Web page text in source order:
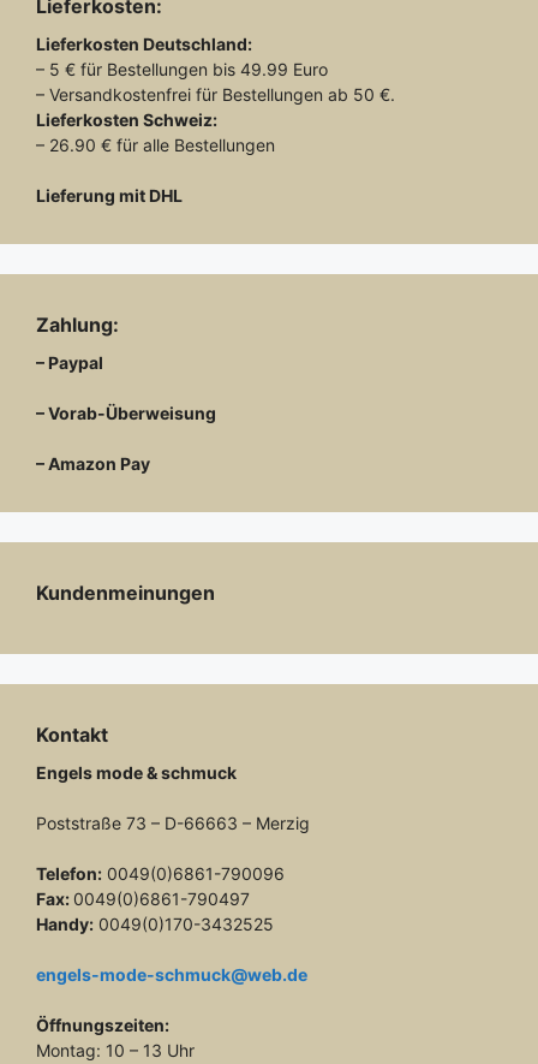
Lieferkosten:
Lieferkosten Deutschland:
– 5 € für Bestellungen bis 49.99 Euro
– Versandkostenfrei für Bestellungen ab 50 €.
Lieferkosten Schweiz:
– 26.90 € für alle Bestellungen
Lieferung mit DHL
Zahlung:
– Paypal
– Vorab-Überweisung
– Amazon Pay
Kundenmeinungen
Kontakt
Engels mode & schmuck
Poststraße 73 – D-66663 – Merzig
Telefon: 0049(0)6861-790096
Fax: 0049(0)6861-790497
Handy: 0049(0)170-3432525
engels-mode-schmuck@web.de
Öffnungszeiten:
Montag: 10 – 13 Uhr